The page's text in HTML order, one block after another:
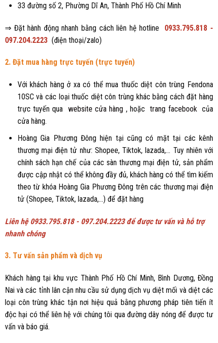
33 đường số 2, Phường Dĩ An, Thành Phố Hồ Chí Minh
⇒ Đặt hành động nhanh bằng cách liên hệ hotline 0933.795.818 -
097.204.2223 (điện thoại/zalo)
2. Đặt mua hàng trực tuyến (trực tuyến)
Với khách hàng ở xa có thể mua thuốc diệt côn trùng Fendona
10SC và các loại thuốc diệt côn trùng khác bằng cách đặt hàng
trực tuyến qua website cửa hàng , hoặctrang facebookcủa
cửa hàng.
Hoàng Gia Phương Đông hiện tại cũng có mặt tại các kênh
thương mại điện tử như: Shopee, Tiktok, lazada,... Tuy nhiên với
chính sách hạn chế của các sàn thương mại điện tử, sản phẩm
được cập nhật có thể không đầy đủ, khách hàng có thể tìm kiếm
theo từ khóa Hoàng Gia Phương Đông trên các thương mại điện
tử (Shopee, Tiktok, lazada,...) để đặt hàng
Liên hệ 0933.795.818 - 097.204.2223 để được tư vấn và hỗ trợ
nhanh chóng
3. Tư vấn sản phẩm và dịch vụ
Khách hàng tại khu vực Thành Phố Hồ Chí Minh, Bình Dương, Đồng
Nai và các tỉnh lân cận nhu cầu sử dụng dịch vụ diệt mối và diệt các
loại côn trùng khác tận nơi hiệu quả bằng phương pháp tiên tiến ít
độc hại có thể liên hệ với chúng tôi qua đường dây nóng để được tư
vấn và báo giá.